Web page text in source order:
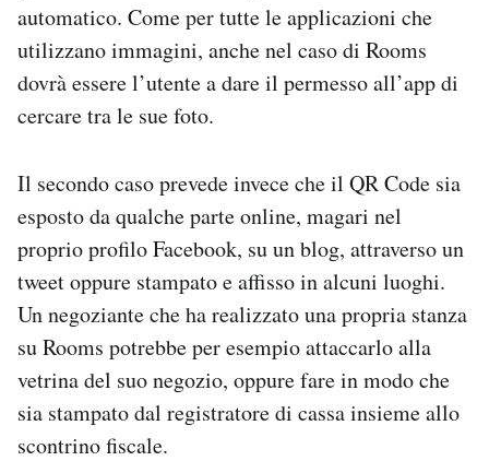
automatico. Come per tutte le applicazioni che
utilizzano immagini, anche nel caso di Rooms
dovrà essere l’utente a dare il permesso all’app di
cercare tra le sue foto.
Il secondo caso prevede invece che il QR Code sia
esposto da qualche parte online, magari nel
proprio profilo Facebook, su un blog, attraverso un
tweet oppure stampato e affisso in alcuni luoghi.
Un negoziante che ha realizzato una propria stanza
su Rooms potrebbe per esempio attaccarlo alla
vetrina del suo negozio, oppure fare in modo che
sia stampato dal registratore di cassa insieme allo
scontrino fiscale.